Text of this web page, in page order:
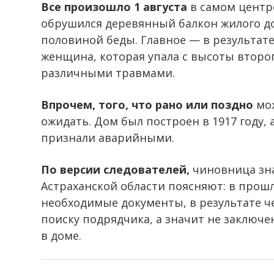
Все произошло 1 августа в самом
обрушился деревянный балкон жилого
половиной беды. Главное — в
женщина, которая упала с высоты
различными травмами.
Впрочем, того, что рано или поздно
ожидать. Дом был построен в 1917 году,
признали аварийными.
По версии следователей, чиновница
Астраханской области поясняют: в
необходимые документы, в результате
поиску подрядчика, а значит не
в доме.